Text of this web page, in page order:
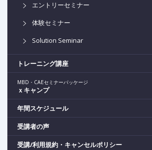
エントリーセミナー
体験セミナー
Solution Seminar
トレーニング講座
MBD・CAEセミナーパッケージ
ｘキャンプ
年間スケジュール
受講者の声
受講/利用規約・キャンセルポリシー